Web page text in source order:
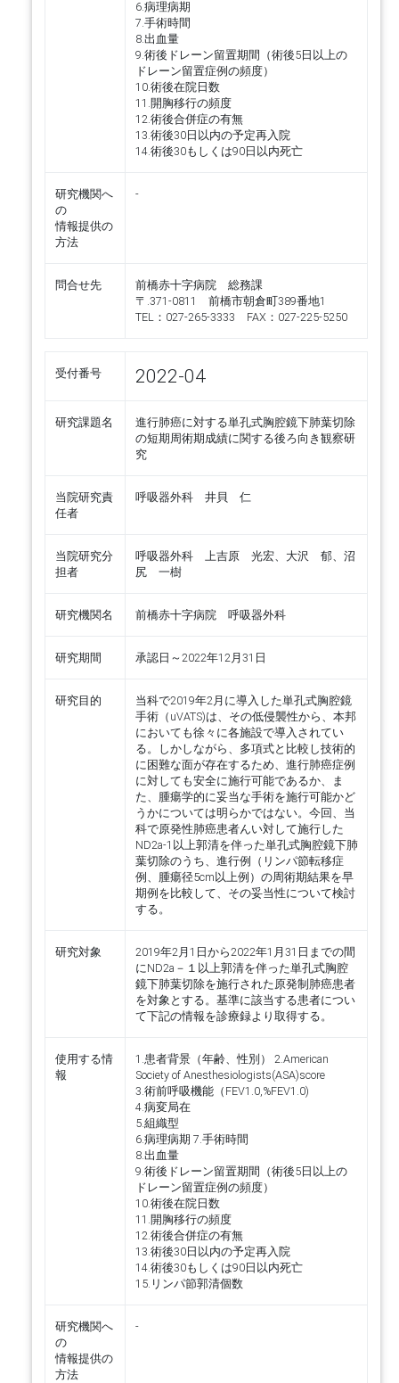
6.病理病期
7.手術時間
8.出血量
9.術後ドレーン留置期間（術後5日以上の
ドレーン留置症例の頻度）
10.術後在院日数
11.開胸移行の頻度
12.術後合併症の有無
13.術後30日以内の予定再入院
14.術後30もしくは90日以内死亡
研究機関へ
の
情報提供の
方法
-
問合せ先
前橋赤十字病院 総務課
〒.371-0811 前橋市朝倉町389番地1
TEL：027-265-3333 FAX：027-225-5250
受付番号 2022-04
研究課題名
進行肺癌に対する単孔式胸腔鏡下肺葉切除
の短期周術期成績に関する後ろ向き観察研
究
当院研究責
任者
呼吸器外科 井貝 仁
当院研究分
担者
呼吸器外科 上吉原 光宏、大沢 郁、沼
尻 一樹
研究機関名 前橋赤十字病院 呼吸器外科
研究期間 承認日～2022年12月31日
研究目的
当科で2019年2月に導入した単孔式胸腔鏡
手術（uVATS)は、その低侵襲性から、本邦
においても徐々に各施設で導入されてい
る。しかしながら、多項式と比較し技術的
に困難な面が存在するため、進行肺癌症例
に対しても安全に施行可能であるか、ま
た、腫瘍学的に妥当な手術を施行可能かど
うかについては明らかではない。今回、当
科で原発性肺癌患者んい対して施行した
ND2a-1以上郭清を伴った単孔式胸腔鏡下肺
葉切除のうち、進行例（リンパ節転移症
例、腫瘍径5cm以上例）の周術期結果を早
期例を比較して、その妥当性について検討
する。
研究対象
2019年2月1日から2022年1月31日までの間
にND2a－１以上郭清を伴った単孔式胸腔
鏡下肺葉切除を施行された原発制肺癌患者
を対象とする。基準に該当する患者につい
て下記の情報を診療録より取得する。
使用する情
報
1.患者背景（年齢、性別） 2.American
Society of Anesthesiologists(ASA)score
3.術前呼吸機能（FEV1.0,%FEV1.0)
4.病変局在
5.組織型
6.病理病期 7.手術時間
8.出血量
9.術後ドレーン留置期間（術後5日以上の
ドレーン留置症例の頻度）
10.術後在院日数
11.開胸移行の頻度
12.術後合併症の有無
13.術後30日以内の予定再入院
14.術後30もしくは90日以内死亡
15.リンパ節郭清個数
研究機関へ
の
情報提供の
方法
-